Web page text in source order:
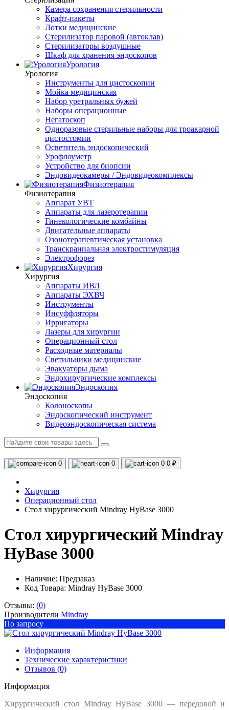
Камера сохранения стерильности
Крафт-пакеты
Лотки медицинские
Стерилизатор паровой (автоклав)
Стерилизаторы воздушные
Шкаф для хранения эндоскопов
Урология
Урология
Инструменты для цистоскопии
Мойка медицинская
Набор уретральных бужей
Наборы операционные
Негатоскоп
Одноразовые стерильные наборы для троакарной
цистостомии
Осветитель эндоскопический
Урофлоуметр
Устройство для биопсии
Эндовидеокамеры / Эндовидеокомплексы
Физиотерапия
Физиотерапия
Аппарат УВТ
Аппараты для лазеротерапии
Гинекологические комбайны
Двигательные аппараты
Озонотерапевтическая установка
Транскраниальная электростимуляция
Электрофорез
Хирургия
Хирургия
Аппараты ИВЛ
Аппараты ЭХВЧ
Инструменты
Инсуффляторы
Ирригаторы
Лазеры для хирургии
Операционный стол
Расходные материалы
Светильники медицинские
Эвакуаторы дыма
Эндохирургические комплексы
Эндоскопия
Эндоскопия
Колоноскопы
Эндоскопический инструмент
Видеоэндоскопическая система
0 0 0 0 ₽
Хирургия
Операционный стол
Стол хирургический Mindray HyBase 3000
Стол хирургический Mindray
HyBase 3000
Наличие: Предзаказ
Код Товара: Mindray HyBase 3000
Отзывы: (0)
Производители Mindray
По запросу
Информация
Технические характеристики
Отзывов (0)
Информация
Хирургический стол Mindray HyBase 3000 — передовой и